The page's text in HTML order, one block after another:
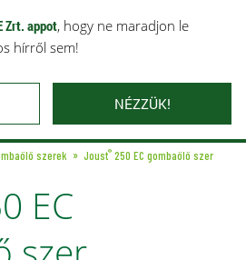
Zrt. appot, hogy ne maradjon le
hírről sem!
NÉZZÜK!
Kapcsolat
szerek Joust® 250 EC gombaölő szer
EC